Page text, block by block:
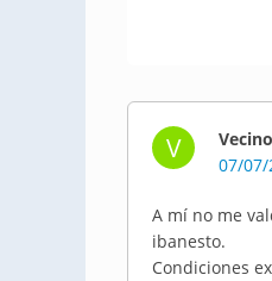
V
07/07/
A mí no me
ibanesto.
Condiciones